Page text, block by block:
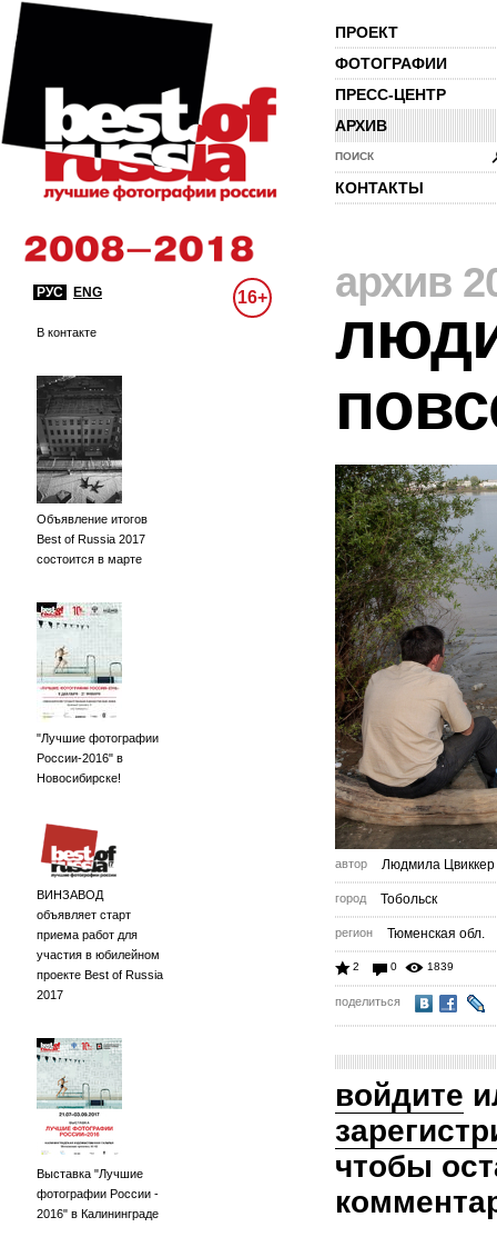
ПРОЕКТ
ФОТОГРАФИИ
ПРЕСС-ЦЕНТР
АРХИВ
ПОИСК
КОНТАКТЫ
РУС ENG 16+
В контакте
Объявление итогов
Best of Russia 2017
состоится в марте
"Лучшие фотографии
России-2016" в
Новосибирске!
ВИНЗАВОД
объявляет старт
приема работ для
участия в юбилейном
проекте Best of Russia
2017
Выставка "Лучшие
фотографии России -
2016" в Калининграде
архив
автор Людмила Цвиккер
город Тобольск
регион Тюменская обл.
2 0 1839
поделиться
войдите
чтобы